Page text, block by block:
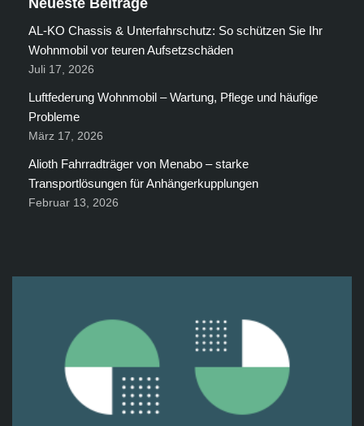
AL-KO Chassis & Unterfahrschutz: So schützen Sie Ihr
Wohnmobil vor teuren Aufsetzschäden
Juli 17, 2026
Luftfederung Wohnmobil – Wartung, Pflege und häufige
Probleme
März 17, 2026
Alioth Fahrradträger von Menabo – starke
Transportlösungen für Anhängerkupplungen
Februar 13, 2026